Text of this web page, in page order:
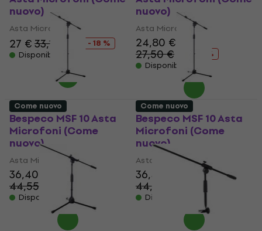
nuovo)
Asta Microfoni
27 €33,10 €
- 18 %
Disponibile
nuovo)
Asta Microfoni
24,80 €
27,50 €
- 10 %
Disponibile
Bespeco MSF 10 Asta
Microfoni (Come
nuovo)
Asta Microfoni
36,40 €
44,55 €
- 18 %
Disponibile
Bespeco MSF 10 Asta
Microfoni (Come
nuovo)
Asta Microfoni
36,40 €
44,55 €
Disponibile
Come nuovo Come nuovo